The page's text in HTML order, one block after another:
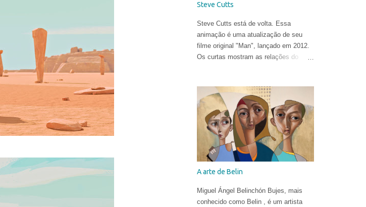
Steve Cutts
Steve Cutts está de volta. Essa
animação é uma atualização de seu
filme original "Man", lançado em 2012.
Os curtas mostram as relações do
"In the Hall of the Mountain King" de
Edvard Grieg .
A arte de Belin
Miguel Ángel Belinchón Bujes, mais
conhecido como Belin , é um artista